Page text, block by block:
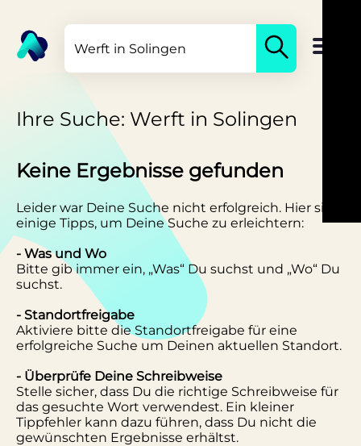
Ihre Suche: Werft in Solingen
Keine Ergebnisse gefunden
Leider war Deine Suche nicht erfolgreich. Hier sind
einige Tipps, um Deine Suche zu erleichtern:
- Was und Wo
Bitte gib immer ein, „Was“ Du suchst und „Wo“ Du
suchst.
- Standortfreigabe
Aktiviere bitte die Standortfreigabe für eine
erfolgreiche Suche um Deinen aktuellen Standort.
- Überprüfe Deine Schreibweise
Stelle sicher, dass Du die richtige Schreibweise für
das gesuchte Wort verwendest. Ein kleiner
Tippfehler kann dazu führen, dass Du nicht die
gewünschten Ergebnisse erhältst.